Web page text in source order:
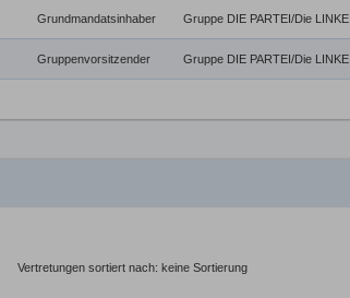
Grundmandatsinhaber Gruppe DIE PARTEI/Die LINKE
Gruppenvorsitzender Gruppe DIE PARTEI/Die LINKE
Vertretungen sortiert nach: keine Sortierung